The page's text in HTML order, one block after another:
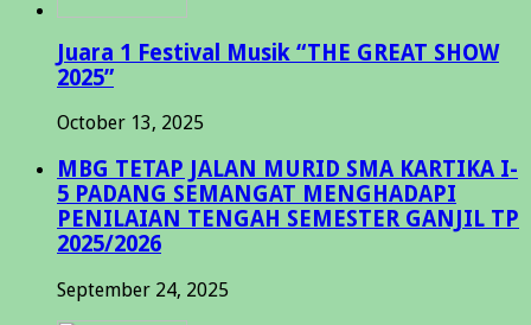
Juara 1 Festival Musik “THE GREAT SHOW
2025”
October 13, 2025
MBG TETAP JALAN MURID SMA KARTIKA I-
5 PADANG SEMANGAT MENGHADAPI
PENILAIAN TENGAH SEMESTER GANJIL TP
2025/2026
September 24, 2025